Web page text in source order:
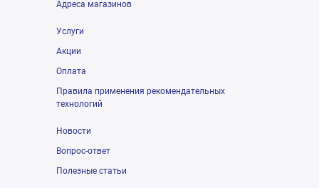
Адреса магазинов
Услуги
Акции
Оплата
Правила применения рекомендательных
технологий
Новости
Вопрос-ответ
Полезные статьи